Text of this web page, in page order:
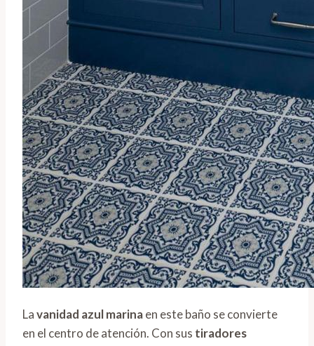
Lavanidad azul marinaen este baño se convierte
en el centro de atención. Con sus tiradores